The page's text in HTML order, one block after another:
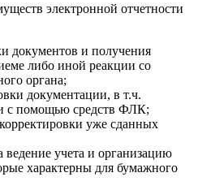
электронной отчетности
документов и получения
либо иной реакции со
органа;
документации, в т.ч.
с помощью средств ФЛК;
уже сданных
ведение учета и организацию
характерны для бумажного